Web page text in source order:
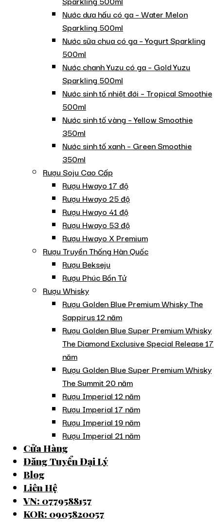
Nước dưa hấu có ga – Water Melon
Sparkling 500ml
Nước sữa chua có ga – Yogurt Sparkling
500ml
Nước chanh Yuzu có ga – Gold Yuzu
Sparkling 500ml
Nước sinh tố nhiệt đới – Tropical Smoothie
500ml
Nước sinh tố vàng – Yellow Smoothie
350ml
Nước sinh tố xanh – Green Smoothie
350ml
Rượu Soju Cao Cấp
Rượu Hwayo 17 độ
Rượu Hwayo 25 độ
Rượu Hwayo 41 độ
Rượu Hwayo 53 độ
Rượu Hwayo X Premium
Rượu Truyền Thống Hàn Quốc
Rượu Bekseju
Rượu Phúc Bồn Tử
Rượu Whisky
Rượu Golden Blue Premium Whisky The
Sappirus 12 năm
Rượu Golden Blue Super Premium Whisky
The Diamond Exclusive Special Release 17
năm
Rượu Golden Blue Super Premium Whisky
The Summit 20 năm
Rượu Imperial 12 năm
Rượu Imperial 17 năm
Rượu Imperial 19 năm
Rượu Imperial 21 năm
Cửa Hàng
Đăng Tuyển Đại Lý
Blog
Liên Hệ
VN: 0779588157
KOR: 0905820057